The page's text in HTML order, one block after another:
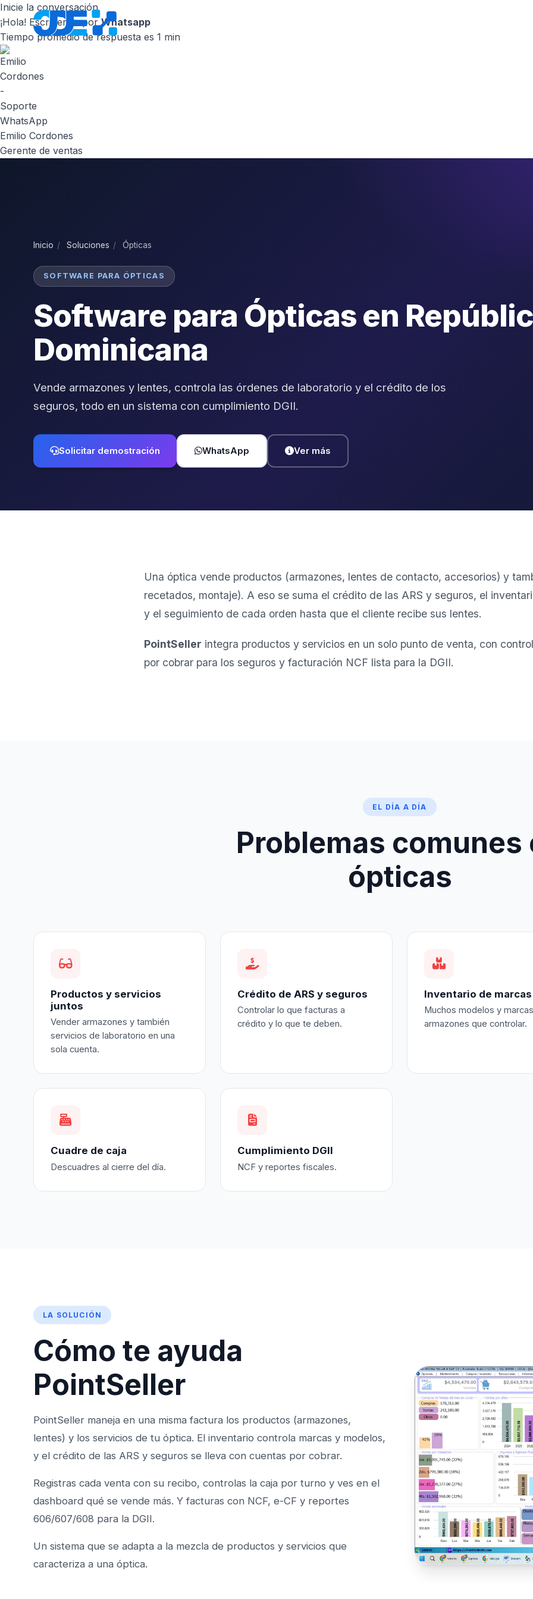
Inicie la conversación
¡Hola! Escribenos porWhatsapp
Tiempo promedio de respuesta es 1 min
Emilio Cordones
Gerente de ventas
Inicio / Soluciones / Ópticas
SOFTWARE PARA ÓPTICAS
Software para Ópticas en
Dominicana
Vende armazones y lentes, controla las órdenes de laboratorio y el crédito de los
seguros, todo en un sistema con cumplimiento DGII.
Solicitar demostración WhatsApp Ver más
Una óptica vende productos (armazones, lentes de contacto, accesorios) y
recetados, montaje). A eso se suma el crédito de las ARS y seguros, el
y el seguimiento de cada orden hasta que el cliente recibe sus lentes.
PointSeller integra productos y servicios en un solo punto de venta, con
por cobrar para los seguros y facturación NCF lista para la DGII.
EL DÍA A DÍA
Problemas comunes
ópticas
Productos y servicios
juntos
Vender armazones y también
servicios de laboratorio en una
sola cuenta.
Crédito de ARS y seguros
Controlar lo que facturas a
crédito y lo que te deben.
Inventario de marcas
Muchos modelos y
armazones que controlar.
Cuadre de caja
Descuadres al cierre del día.
Cumplimiento DGII
NCF y reportes fiscales.
LA SOLUCIÓN
Cómo te ayuda
PointSeller
PointSeller maneja en una misma factura los productos (armazones,
lentes) y los servicios de tu óptica. El inventario controla marcas y modelos,
y el crédito de las ARS y seguros se lleva con cuentas por cobrar.
Registras cada venta con su recibo, controlas la caja por turno y ves en el
dashboard qué se vende más. Y facturas con NCF, e-CF y reportes
606/607/608 para la DGII.
Un sistema que se adapta a la mezcla de productos y servicios que
caracteriza a una óptica.